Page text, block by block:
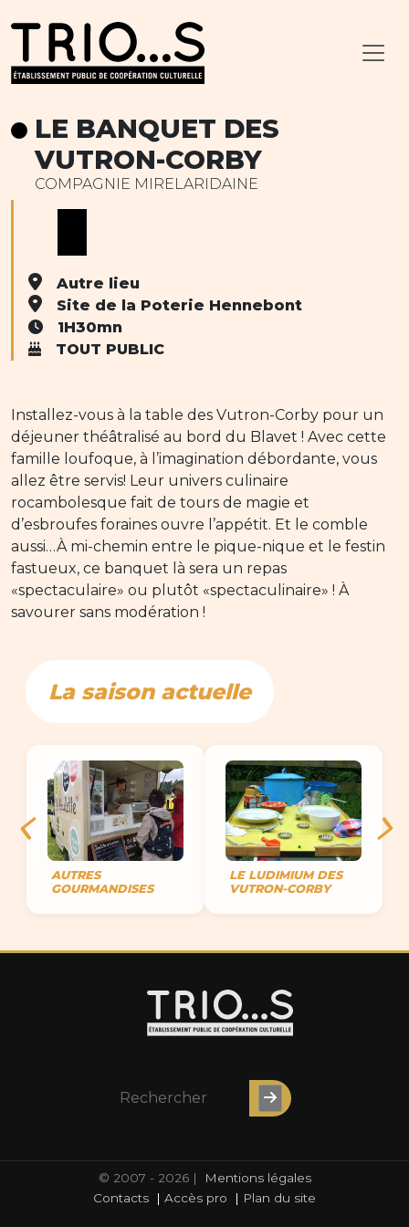
LE BANQUET DES
VUTRON-CORBY
COMPAGNIE MIRELARIDAINE
Autre lieu
Site de la Poterie Hennebont
1H30mn
TOUT PUBLIC
Installez-vous à la table des Vutron-Corby pour un
déjeuner théâtralisé au bord du Blavet ! Avec cette
famille loufoque, à l’imagination débordante, vous
allez être servis! Leur univers culinaire
rocambolesque fait de tours de magie et
d’esbroufes foraines ouvre l’appétit. Et le comble
aussi…À mi-chemin entre le pique-nique et le festin
fastueux, ce banquet là sera un repas
«spectaculaire» ou plutôt «spectaculinaire» ! À
savourer sans modération !
La saison actuelle
AUTRES
GOURMANDISES
LE LUDIMIUM DES
VUTRON-CORBY
© 2007 - 2026 |
Mentions légales
Contacts
| Accès pro | Plan du site